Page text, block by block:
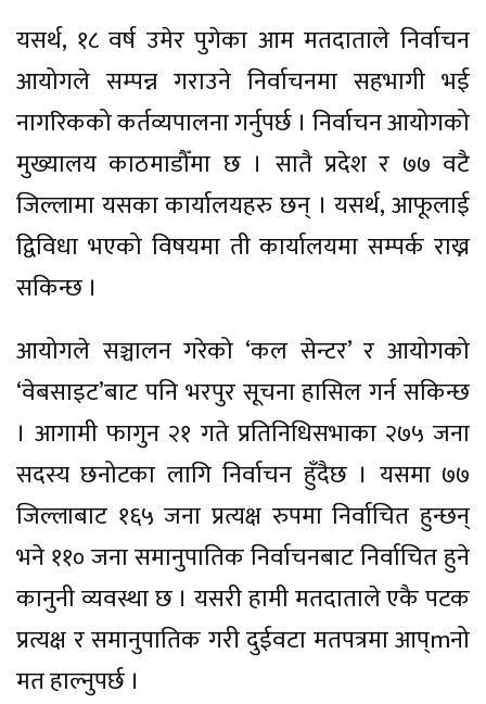
यसर्थ, १८ वर्ष उमेर पुगेका आम मतदाताले निर्वाचन
आयोगले सम्पन्न गराउने निर्वाचनमा सहभागी भई
नागरिकको कर्तव्यपालना गर्नुपर्छ । निर्वाचन आयोगको
मुख्यालय काठमाडौँमा छ । सातै प्रदेश र ७७ वटै
जिल्लामा यसका कार्यालयहरु छन् । यसर्थ, आफूलाई
द्विविधा भएको विषयमा ती कार्यालयमा सम्पर्क राख्न
सकिन्छ ।
आयोगले सञ्चालन गरेको ‘कल सेन्टर’ र आयोगको
‘वेबसाइट’बाट पनि भरपुर सूचना हासिल गर्न सकिन्छ
। आगामी फागुन २१ गते प्रतिनिधिसभाका २७५ जना
सदस्य छनोटका लागि निर्वाचन हुँदैछ । यसमा ७७
जिल्लाबाट १६५ जना प्रत्यक्ष रुपमा निर्वाचित हुन्छन्
भने ११० जना समानुपातिक निर्वाचनबाट निर्वाचित हुने
कानुनी व्यवस्था छ । यसरी हामी मतदाताले एकै पटक
प्रत्यक्ष र समानुपातिक गरी दुईवटा मतपत्रमा आप्mनो
मत हाल्नुपर्छ ।